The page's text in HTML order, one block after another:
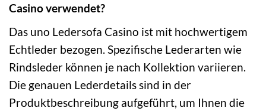
Casino verwendet?
Das uno Ledersofa Casino ist mit hochwertigem
Echtleder bezogen. Spezifische Lederarten wie
Rindsleder können je nach Kollektion variieren.
Die genauen Lederdetails sind in der
Produktbeschreibung aufgeführt, um Ihnen die